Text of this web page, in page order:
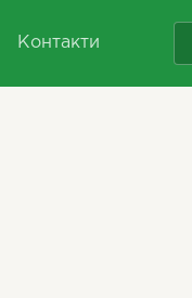
Контакти